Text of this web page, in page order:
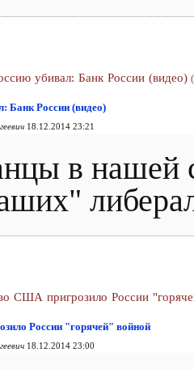
убивал: Банк России (видео)
Банк России (видео)
18.12.2014 23:21
в нашей
США пригрозило России
России "горячей" войной
18.12.2014 23:00